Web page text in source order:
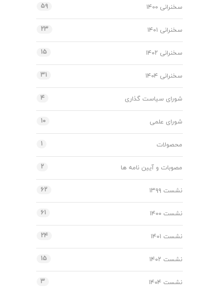
سخنرانی ۱۴۰۰ ۵۹
سخنرانی ۱۴۰۱ ۲۳
سخنرانی ۱۴۰۲ ۱۵
سخنرانی ۱۴۰۴ ۳۱
شورای سیاست گذاری ۴
شورای علمی ۱۰
محصولات ۱
مصوبات و آیین نامه ها ۲
نشست ۱۳۹۹ ۶۲
نشست ۱۴۰۰ ۶۱
نشست ۱۴۰۱ ۲۴
نشست ۱۴۰۲ ۱۵
نشست ۱۴۰۴ ۳